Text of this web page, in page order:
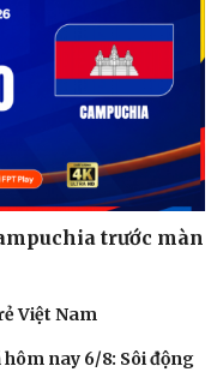
trước màn
Việt Nam
nay 6/8: Sôi động